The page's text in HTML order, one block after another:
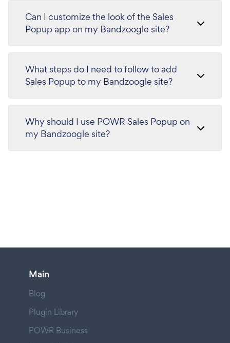
Can I customize the look of the Sales
Popup app on my Bandzoogle site?
What steps do I need to follow to add
Sales Popup to my Bandzoogle site?
Why should I use POWR Sales Popup on
my Bandzoogle site?
Main
Blog
Plugin Library
POWR Business